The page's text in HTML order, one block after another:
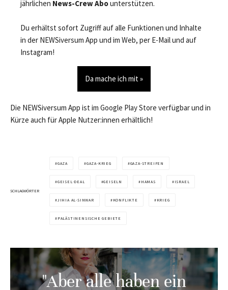
jährlichen News-Crew Abounterstützen.
Du erhältst sofort Zugriff auf alle Funktionen und Inhalte
in der NEWSiversum App und im Web, per E-Mail und auf
Instagram!
Da mache ich mit »
Die NEWSiversum App ist im Google Play Store verfügbar und in
Kürze auch für Apple Nutzer:innen erhältlich!
SCHLAGWÖRTER
GAZA GAZA-KRIEG GAZA-STREIFEN
GEISEL-DEAL GEISELN HAMAS ISRAEL
JIHIA AL-SINWAR KONFLIKTE KRIEG
PALÄSTINENSISCHE GEBIETE
"Aber alle haben ein